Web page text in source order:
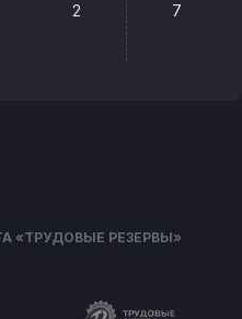
2 7
«ТРУДОВЫЕ РЕЗЕРВЫ»